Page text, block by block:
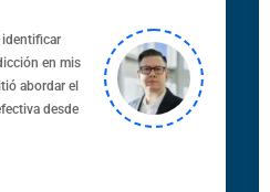
identificar
en mis
abordar el
desde